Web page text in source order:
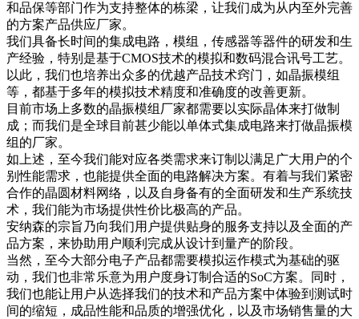
和品保等部门作为支持整体的栋梁，让我们成为从内至外完善
的方案产品供应厂家。
我们具备长时间的集成电路，模组，传感器等器件的研发和生
产经验，特别是基于CMOS技术的模拟和数码混合讯号工艺。
以此，我们也培养出众多的优越产品技术窍门，如晶振模组
等，都基于多年的模拟技术精度和准确度的改善更新。
目前市场上多数的晶振模组厂家都需要以实际晶体来打做制
成；而我们是全球目前甚少能以单体式集成电路来打做晶振模
组的厂家。
如上述，至今我们能对应各类需求来订制以满足广大用户的个
别性能需求，也能提供全面的电路解决方案。有着与我们紧密
合作的晶圆材料网络，以及自身备有的全面研发和生产系统技
术，我们能为市场提供性价比极高的产品。
安纳森的宗旨乃向我们用户提供贴身的服务支持以及全面的产
品方案，来协助用户顺利完成从设计到量产的阶段。
当然，至今大部分电子产品都需要模拟运作模式为基础的驱
动，我们也非常乐意为用户度身订制合适的SoC方案。同时，
我们也能让用户从选择我们的技术和产品方案中体验到测试时
间的缩短，成品性能和品质的增强优化，以及市场销售量的大